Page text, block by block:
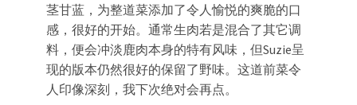
茎甘蓝，为整道菜添加了令人愉悦的爽脆的口
感，很好的开始。通常生肉若是混合了其它调
料，便会冲淡鹿肉本身的特有风味，但Suzie呈
现的版本仍然很好的保留了野味。这道前菜令
人印像深刻，我下次绝对会再点。